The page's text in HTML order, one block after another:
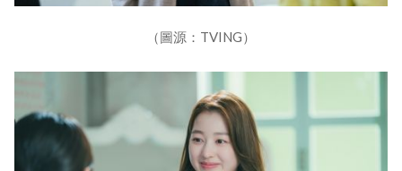
（圖源：TVING）